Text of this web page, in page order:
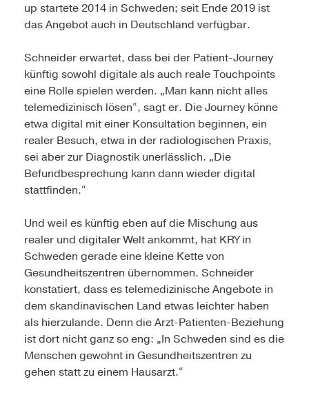
up startete 2014 in Schweden; seit Ende 2019 ist
das Angebot auch in Deutschland verfügbar.
Schneider erwartet, dass bei der Patient-Journey
künftig sowohl digitale als auch reale Touchpoints
eine Rolle spielen werden. „Man kann nicht alles
telemedizinisch lösen“, sagt er. Die Journey könne
etwa digital mit einer Konsultation beginnen, ein
realer Besuch, etwa in der radiologischen Praxis,
sei aber zur Diagnostik unerlässlich. „Die
Befundbesprechung kann dann wieder digital
stattfinden.“
Und weil es künftig eben auf die Mischung aus
realer und digitaler Welt ankommt, hat KRY in
Schweden gerade eine kleine Kette von
Gesundheitszentren übernommen. Schneider
konstatiert, dass es telemedizinische Angebote in
dem skandinavischen Land etwas leichter haben
als hierzulande. Denn die Arzt-Patienten-Beziehung
ist dort nicht ganz so eng: „In Schweden sind es die
Menschen gewohnt in Gesundheitszentren zu
gehen statt zu einem Hausarzt.“